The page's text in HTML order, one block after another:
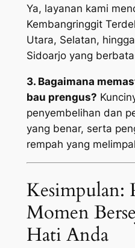
Ya, layanan kami
Kembangringgit
Utara, Selatan,
Sidoarjo yang
3. Bagaimana
bau prengus?
penyembelihan dan
yang benar, serta
rempah yang
Kesimpulan:
Momen
Hati Anda